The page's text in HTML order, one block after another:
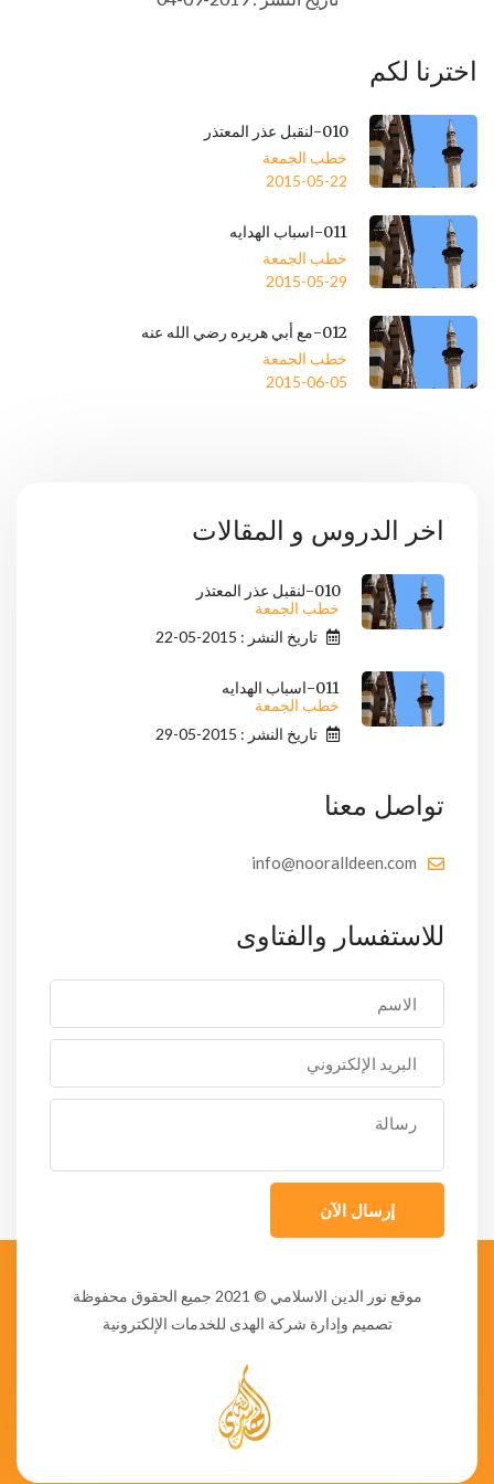
اخترنا لكم
010-لنقبل عذر المعتذر
خطب الجمعة
2015-05-22
011-اسباب الهدايه
خطب الجمعة
2015-05-29
012-مع أبي هريره رضي الله عنه
خطب الجمعة
2015-06-05
اخر الدروس و المقالات
010-لنقبل عذر المعتذر
خطب الجمعة
تاريخ النشر : 2015-05-22
011-اسباب الهدايه
خطب الجمعة
تاريخ النشر : 2015-05-29
تواصل معنا
info@nooralldeen.com
للاستفسار والفتاوى
إرسال الآن
موقع نور الدين الاسلامي © 2021 جميع الحقوق محفوظة
تصميم وإدارة شركة الهدى للخدمات الإلكترونية